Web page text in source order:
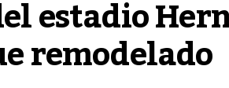
estadio
remodelado